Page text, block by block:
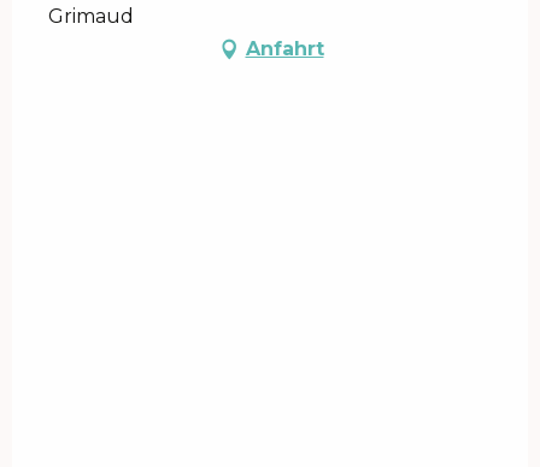
Grimaud
Anfahrt